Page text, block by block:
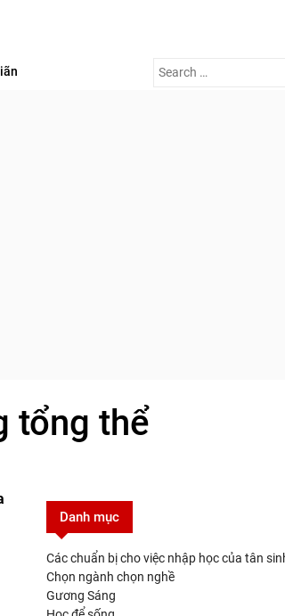
Search
tổng thể
Danh mục
Các chuẩn bị cho việc nhập học của tân
Chọn ngành chọn nghề
Gương Sáng